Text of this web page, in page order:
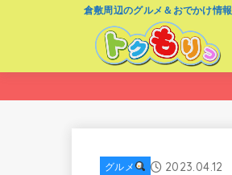
倉敷周辺のグルメ＆おでかけ情報
グルメ 2023.04.12